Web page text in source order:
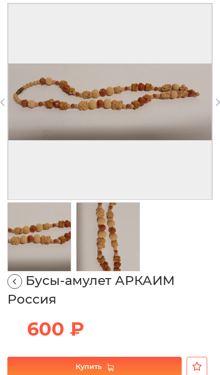
Бусы-амулет АРКАИМ
Россия
600 ₽
Купить